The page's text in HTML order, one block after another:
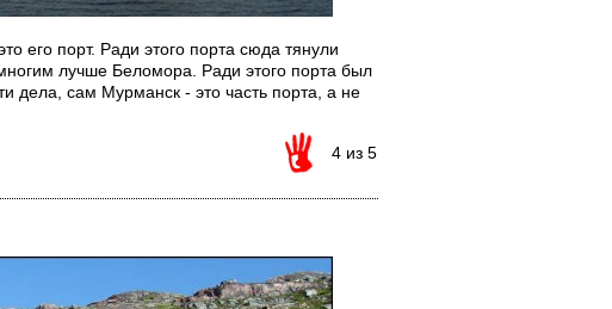
его порт. Ради этого порта сюда тянули
лучше Беломора. Ради этого порта был
дела, сам Мурманск - это часть порта, а не
4 из 5